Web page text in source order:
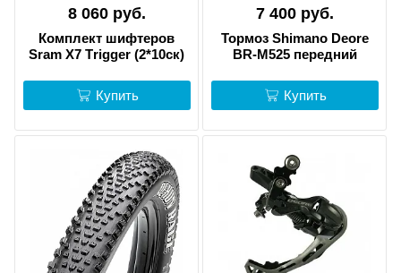
8 060 руб.
Комплект шифтеров
Sram X7 Тrigger (2*10ск)
Купить
7 400 руб.
Тормоз Shimano Deore
BR-M525 передний
Купить